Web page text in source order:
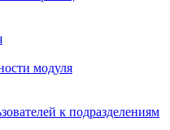
модуля
к подразделениям